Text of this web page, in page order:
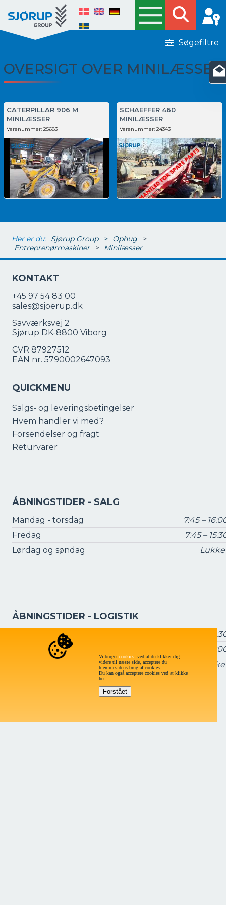
Søgefiltre
OVERSIGT OVER MINILÆSSER
CATERPILLAR 906 M
MINILÆSSER
Varenummer: 25683
SCHAEFFER 460
MINILÆSSER
Varenummer: 24343
Her er du: Sjørup Group > Ophug
>
Entreprenørmaskiner > Minilæsser
KONTAKT
+45 97 54 83 00
sales@sjoerup.dk
Savværksvej 2
Sjørup DK-8800 Viborg
CVR 87927512
EAN nr. 5790002647093
QUICKMENU
Salgs- og leveringsbetingelser
Hvem handler vi med?
Forsendelser og fragt
Returvarer
ÅBNINGSTIDER - SALG
Mandag - torsdag
7:45 –
Fredag
7:45 –
Lørdag og søndag
ÅBNINGSTIDER - LOGISTIK
Mandag - torsdag
7:15 –
7:15 –
Vi brugercookies, ved at du klikker dig
videre til næste side, acceptere du
hjemmesidens brug af cookies.
Du kan også acceptere cookies ved at klikke
her